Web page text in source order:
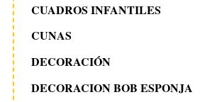
CUADROS INFANTILES
CUNAS
DECORACIÓN
DECORACION BOB ESPONJA